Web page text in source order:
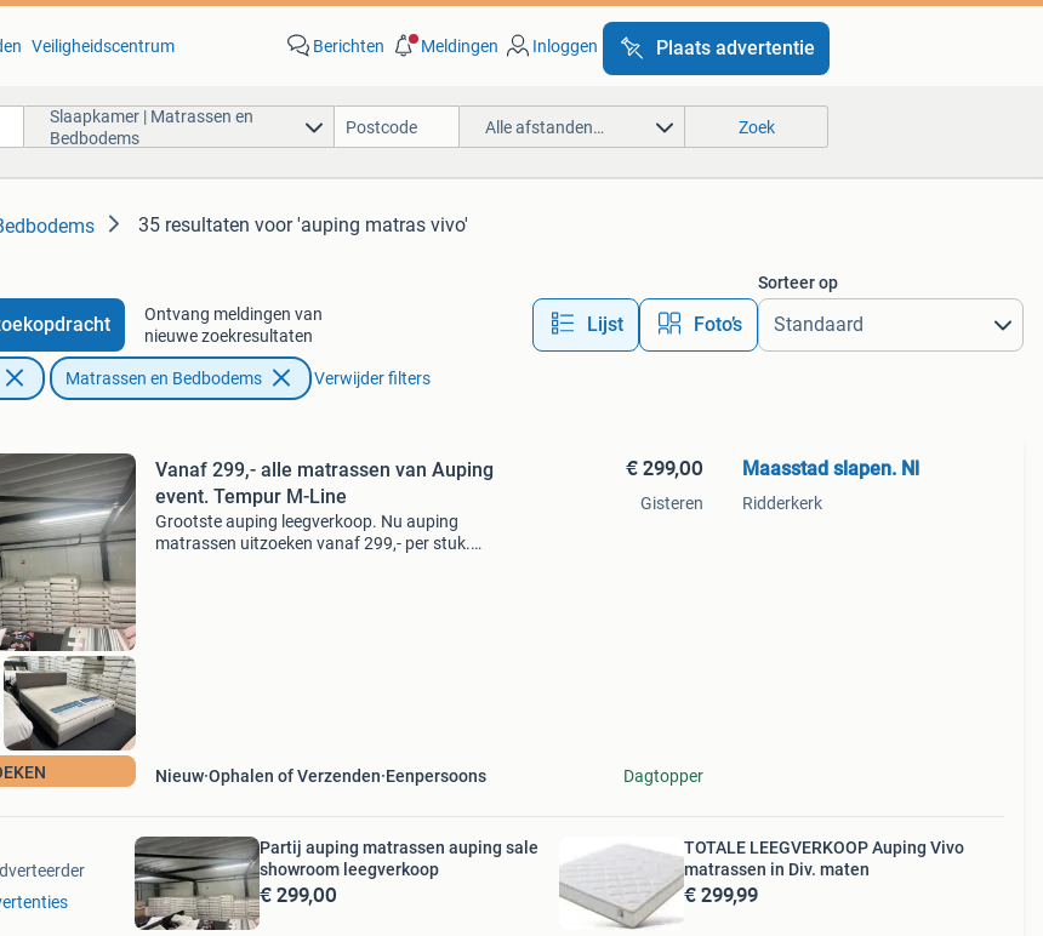
Veiligheidscentrum Berichten Meldingen Inloggen Plaats advertentie
Slaapkamer | Matrassen en
Bedbodems
Alle afstanden… Zoek
35 resultaten voor 'auping matras vivo'
Ontvang meldingen van
nieuwe zoekresultaten
Lijst Foto’s
Sorteer op
Matrassen en Bedbodems Verwijder filters
Vanaf 299,- alle matrassen van Auping
event. Tempur M-Line
Grootste auping leegverkoop. Nu auping
matrassen uitzoeken vanaf 299,- per stuk.
Nieuw Ophalen of Verzenden Eenpersoons
€ 299,00
Gisteren
Dagtopper
Maasstad slapen. Nl
Ridderkerk
Partij auping matrassen auping sale
showroom leegverkoop
€ 299,00
TOTALE LEEGVERKOOP Auping Vivo
matrassen in Div. maten
€ 299,99